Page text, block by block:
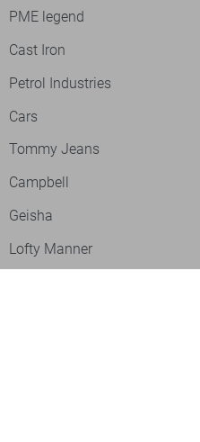
PME legend
Cast Iron
Petrol Industries
Cars
Tommy Jeans
Campbell
Geisha
Lofty Manner